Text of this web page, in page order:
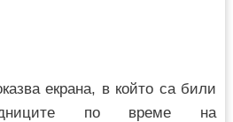
екрана, в който са били
по време на